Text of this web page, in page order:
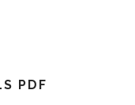
PDF